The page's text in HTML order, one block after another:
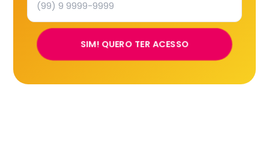
SIM! QUERO TER ACESSO